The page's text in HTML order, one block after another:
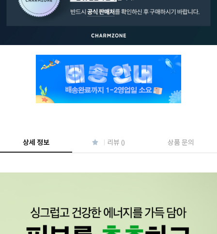
상세 정보 리뷰 () 상품 문의